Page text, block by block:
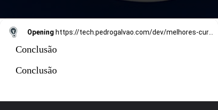
Opening https://tech.pedrogalvao.com/dev/melhores-cursos-de-programacao/
Conclusão
Conclusão